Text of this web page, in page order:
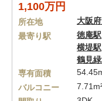
1,100万円
所在地 大阪府
最寄り駅
徳庵駅
横堤駅
鶴見
専有面積
バルコニー